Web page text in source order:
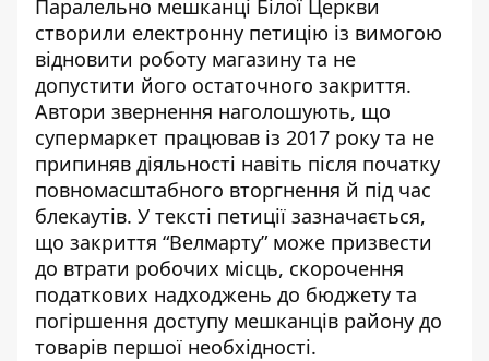
Паралельно мешканці Білої Церкви
створили електронну петицію із вимогою
відновити роботу магазину та не
допустити його остаточного закриття.
Автори звернення наголошують, що
супермаркет працював із 2017 року та не
припиняв діяльності навіть після початку
повномасштабного вторгнення й під час
блекаутів. У тексті петиції зазначається,
що закриття “Велмарту” може призвести
до втрати робочих місць, скорочення
податкових надходжень до бюджету та
погіршення доступу мешканців району до
товарів першої необхідності.